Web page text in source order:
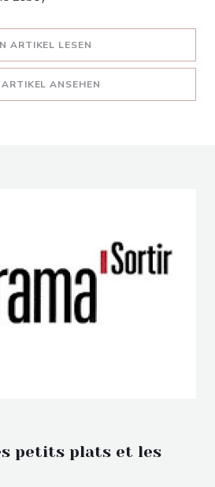
ARTIKEL LESEN
ANSEHEN
petits plats et les